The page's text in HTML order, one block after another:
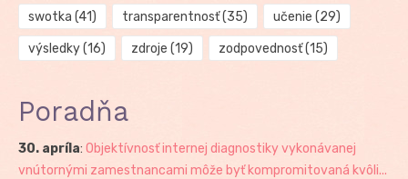
swotka (41) transparentnosť(35) učenie (29)
výsledky(16) zdroje (19) zodpovednosť(15)
Poradňa
30. apríla: Objektívnosť internej diagnostiky vykonávanej
vnútornými zamestnancami môže byť kompromitovaná kvôli...